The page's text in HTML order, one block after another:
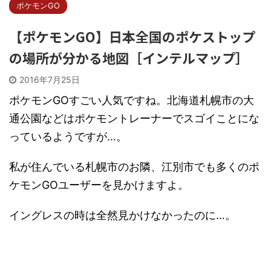
ポケモンGO
【ポケモンGO】日本全国のポケストップ
の場所が分かる地図［インテルマップ］
2016年7月25日
ポケモンGOすごい人気ですね。北海道札幌市の大
通公園などはポケモントレーナーでスゴイことにな
っているようですが…。
私が住んでいる札幌市のお隣、江別市でも多くのポ
ケモンGOユーザーを見かけますよ。
イングレスの時は全然見かけなかったのに…。